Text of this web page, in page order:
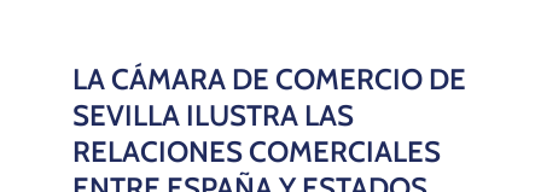
LA CÁMARA DE COMERCIO DE
SEVILLA ILUSTRA LAS
RELACIONES COMERCIALES